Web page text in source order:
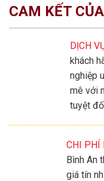
CAM KẾT
DỊCH
khách
nghiệp
mê với
tuyệt
CHI PHÍ
Bình An
giá tín